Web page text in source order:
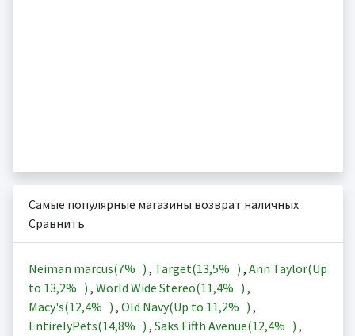
Самые популярные магазины возврат наличных
Сравнить
Neiman marcus(7% ) , Target(13,5% ) , Ann Taylor(Up
to 13,2% ) , World Wide Stereo(11,4% ) ,
Macy's(12,4% ) , Old Navy(Up to 11,2% ) ,
EntirelyPets(14,8% ) , Saks Fifth Avenue(12,4% ) ,